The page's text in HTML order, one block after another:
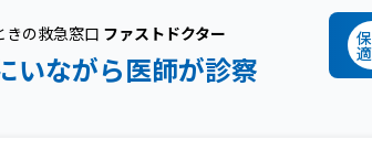
きの救急窓口 ファストドクター
いながら医師が診察